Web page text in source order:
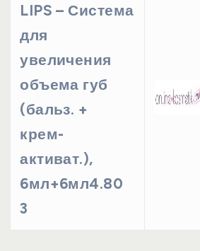
LIPS – Система
для
увеличения
объема губ
(бальз. +
крем-
активат.),
6мл+6мл4.80
3